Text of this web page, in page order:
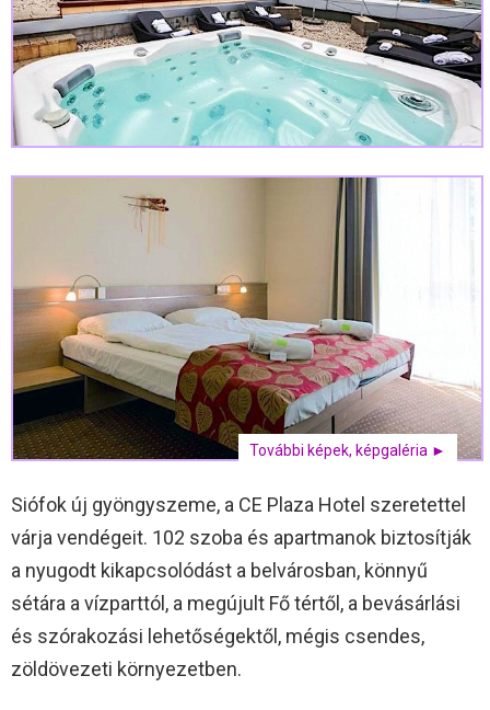
További képek, képgaléria ►
Siófok új gyöngyszeme, a CE Plaza Hotel szeretettel
várja vendégeit. 102 szoba és apartmanok biztosítják
a nyugodt kikapcsolódást a belvárosban, könnyű
sétára a vízparttól, a megújult Fő tértől, a bevásárlási
és szórakozási lehetőségektől, mégis csendes,
zöldövezeti környezetben.